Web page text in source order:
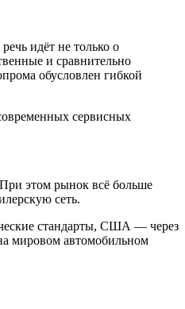
идёт не только о
и сравнительно
обусловлен гибкой
сервисных
этом рынок всё больше
сеть.
стандарты, США — через
мировом автомобильном